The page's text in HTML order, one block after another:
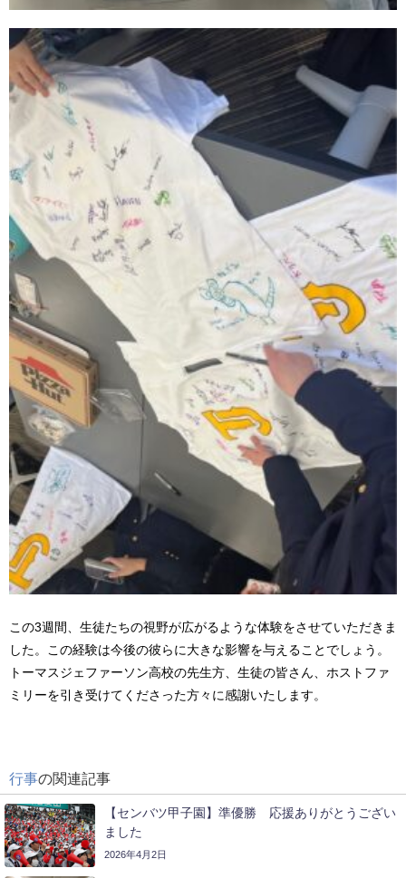
この3週間、生徒たちの視野が広がるような体験をさせていただきま
した。この経験は今後の彼らに大きな影響を与えることでしょう。
トーマスジェファーソン高校の先生方、生徒の皆さん、ホストファ
ミリーを引き受けてくださった方々に感謝いたします。
行事の関連記事
【センバツ甲子園】準優勝 応援ありがとうござい
ました
2026年4月2日